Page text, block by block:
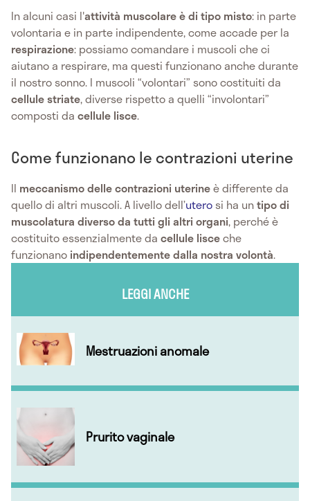
In alcuni casi l'attività muscolare è di tipo misto: in parte
volontaria e in parte indipendente, come accade per la
respirazione: possiamo comandare i muscoli che ci
aiutano a respirare, ma questi funzionano anche durante
il nostro sonno. I muscoli “volontari” sono costituiti da
cellule striate, diverse rispetto a quelli “involontari”
composti da cellule lisce.
Come funzionano le contrazioni uterine
Il meccanismo delle contrazioni uterineè differente da
quello di altri muscoli. A livello dell’utero si ha untipo di
muscolatura diverso da tutti gli altri organi, perché è
costituito essenzialmente da cellule lisceche
funzionano indipendentemente dalla nostra volontà.
LEGGI ANCHE
Mestruazioni anomale
Prurito vaginale